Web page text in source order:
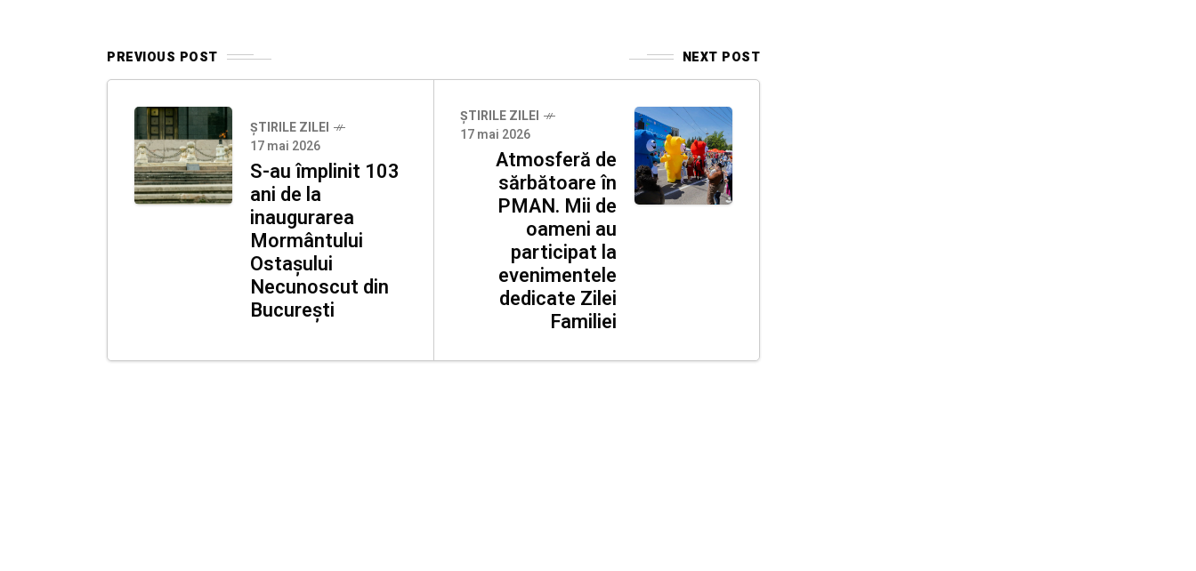
PREVIOUS POST NEXT POST
ȘTIRILE ZILEI
17 mai 2026
S-au împlinit 103
ani de la
inaugurarea
Mormântului
Ostașului
Necunoscut din
București
ȘTIRILE ZILEI
17 mai 2026
Atmosferă de
sărbătoare în
PMAN. Mii de
oameni au
participat la
evenimentele
dedicate Zilei
Familiei